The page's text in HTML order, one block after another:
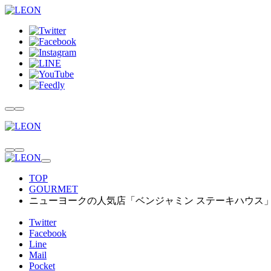
TOP
GOURMET
ニューヨークの人気店「ベンジャミン ステーキハウス
Twitter
Facebook
Line
Mail
Pocket